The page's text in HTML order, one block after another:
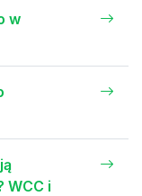
w
WCC i